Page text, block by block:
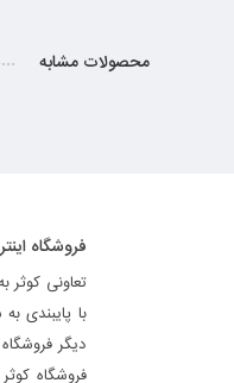
محصولات مشابه
فروشگاه
تعاونی
با پایبندی
دیگر
فروشگاه